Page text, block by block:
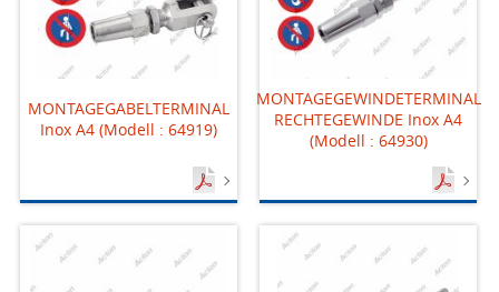
MONTAGEGABELTERMINAL
Inox A4 (Modell : 64919)
MONTAGEGEWINDETERMINAL
RECHTEGEWINDE Inox A4
(Modell : 64930)